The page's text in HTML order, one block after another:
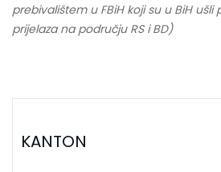
prebivalištem u FBiH koji su u BiH ušli
prijelaza na području RS i BD)
KANTON